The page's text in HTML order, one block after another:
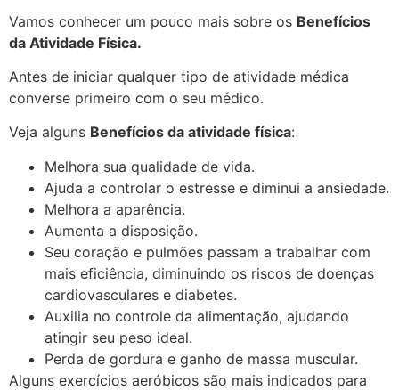
Vamos conhecer um pouco mais sobre os Benefícios
da Atividade Física.
Antes de iniciar qualquer tipo de atividade médica
converse primeiro com o seu médico.
Veja alguns Benefícios da atividade física:
Melhora sua qualidade de vida.
Ajuda a controlar o estresse e diminui a ansiedade.
Melhora a aparência.
Aumenta a disposição.
Seu coração e pulmões passam a trabalhar com
mais eficiência, diminuindo os riscos de doenças
cardiovasculares e diabetes.
Auxilia no controle da alimentação, ajudando
atingir seu peso ideal.
Perda de gordura e ganho de massa muscular.
Alguns exercícios aeróbicos são mais indicados para